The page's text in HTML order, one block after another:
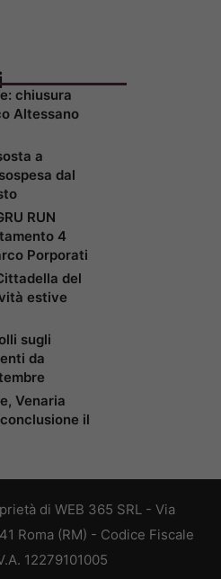
chiusura
Altessano
a
dal
RUN
4
Porporati
del
estive
sugli
da
Venaria
il
di WEB 365 SRL - Via
Roma (RM) - Codice Fiscale
12279101005